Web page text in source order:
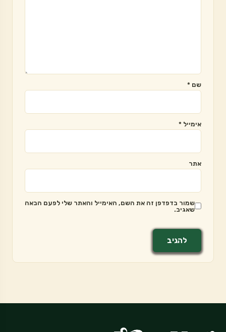
שם *
אימייל *
אתר
שמור בדפדפן זה את השם, האימייל והאתר שלי לפעם הבאה
שאגיב.